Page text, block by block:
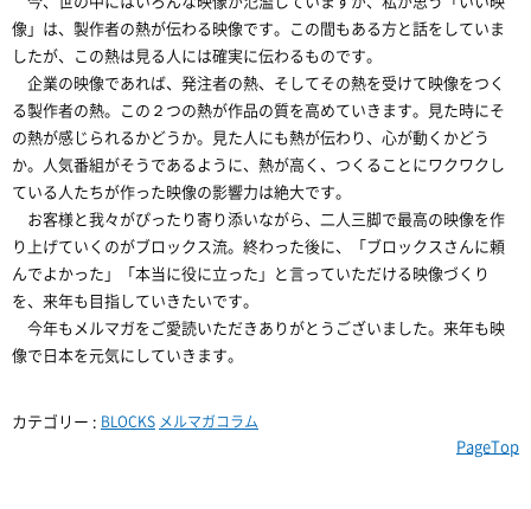
像」は、製作者の熱が伝わる映像です。この間もある方と話をしていま
したが、この熱は見る人には確実に伝わるものです。
企業の映像であれば、発注者の熱、そしてその熱を受けて映像をつく
る製作者の熱。この２つの熱が作品の質を高めていきます。見た時にそ
の熱が感じられるかどうか。見た人にも熱が伝わり、心が動くかどう
か。人気番組がそうであるように、熱が高く、つくることにワクワクし
ている人たちが作った映像の影響力は絶大です。
お客様と我々がぴったり寄り添いながら、二人三脚で最高の映像を作
り上げていくのがブロックス流。終わった後に、「ブロックスさんに頼
んでよかった」「本当に役に立った」と言っていただける映像づくり
を、来年も目指していきたいです。
今年もメルマガをご愛読いただきありがとうございました。来年も映
像で日本を元気にしていきます。
カテゴリー : BLOCKS メルマガコラム
PageTop